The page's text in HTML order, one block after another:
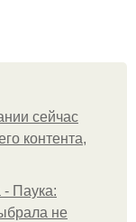
сейчас
контента,
Паука:
не